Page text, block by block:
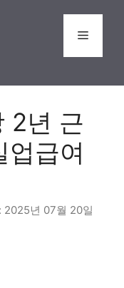
Menu
2년 근
업급여
2025년 07월 20일